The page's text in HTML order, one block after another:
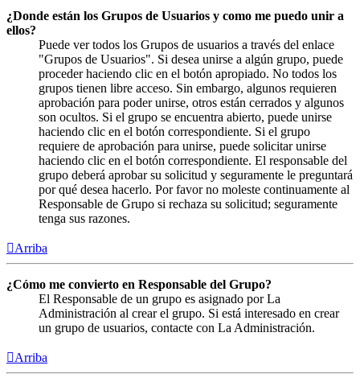
¿Donde están los Grupos de Usuarios y como me puedo unir a
ellos?
Puede ver todos los Grupos de usuarios a través del enlace
"Grupos de Usuarios". Si desea unirse a algún grupo, puede
proceder haciendo clic en el botón apropiado. No todos los
grupos tienen libre acceso. Sin embargo, algunos requieren
aprobación para poder unirse, otros están cerrados y algunos
son ocultos. Si el grupo se encuentra abierto, puede unirse
haciendo clic en el botón correspondiente. Si el grupo
requiere de aprobación para unirse, puede solicitar unirse
haciendo clic en el botón correspondiente. El responsable del
grupo deberá aprobar su solicitud y seguramente le preguntará
por qué desea hacerlo. Por favor no moleste continuamente al
Responsable de Grupo si rechaza su solicitud; seguramente
tenga sus razones.
Arriba
¿Cómo me convierto en Responsable del Grupo?
El Responsable de un grupo es asignado por La
Administración al crear el grupo. Si está interesado en crear
un grupo de usuarios, contacte con La Administración.
Arriba